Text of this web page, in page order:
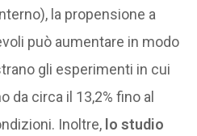
la propensione a
può aumentare in modo
gli esperimenti in cui
da circa il 13,2% fino al
Inoltre, lo studio